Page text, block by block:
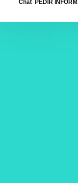
PEDIR